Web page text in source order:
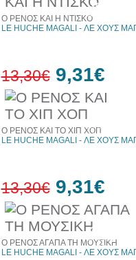
30%
έκπτωση
έκπτωση
web
Ο ΡΕΝΟΣ ΚΑΙ Η ΝΤΙΣΚΟ
LE HUCHE MAGALI - ΛΕ ΧΟΥΣ
13,30€ 9,31€
30%
έκπτωση
web
Ο ΡΕΝΟΣ ΚΑΙ ΤΟ ΧΙΠ ΧΟΠ
LE HUCHE MAGALI - ΛΕ ΧΟΥΣ
13,30€ 9,31€
Ο ΡΕΝΟΣ ΑΓΑΠΑ ΤΗ ΜΟΥΣΙΚΗ
LE HUCHE MAGALI - ΛΕ ΧΟΥΣ